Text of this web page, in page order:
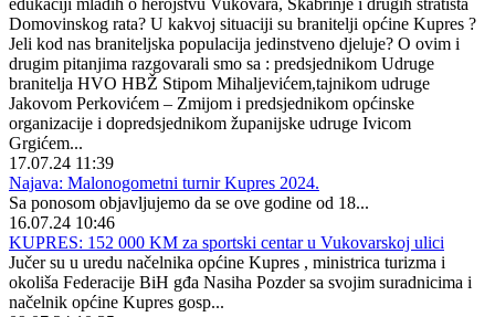
edukaciji mladih o herojstvu Vukovara, Škabrinje i drugih stratišta
Domovinskog rata? U kakvoj situaciji su branitelji općine Kupres ?
Jeli kod nas braniteljska populacija jedinstveno djeluje? O ovim i
drugim pitanjima razgovarali smo sa : predsjednikom Udruge
branitelja HVO HBŽ Stipom Mihaljevićem,tajnikom udruge
Jakovom Perkovićem – Zmijom i predsjednikom općinske
organizacije i dopredsjednikom županijske udruge Ivicom
Grgićem...
17.07.24 11:39
Najava: Malonogometni turnir Kupres 2024.
Sa ponosom objavljujemo da se ove godine od 18...
16.07.24 10:46
KUPRES: 152 000 KM za sportski centar u Vukovarskoj ulici
Jučer su u uredu načelnika općine Kupres , ministrica turizma i
okoliša Federacije BiH gđa Nasiha Pozder sa svojim suradnicima i
načelnik općine Kupres gosp...